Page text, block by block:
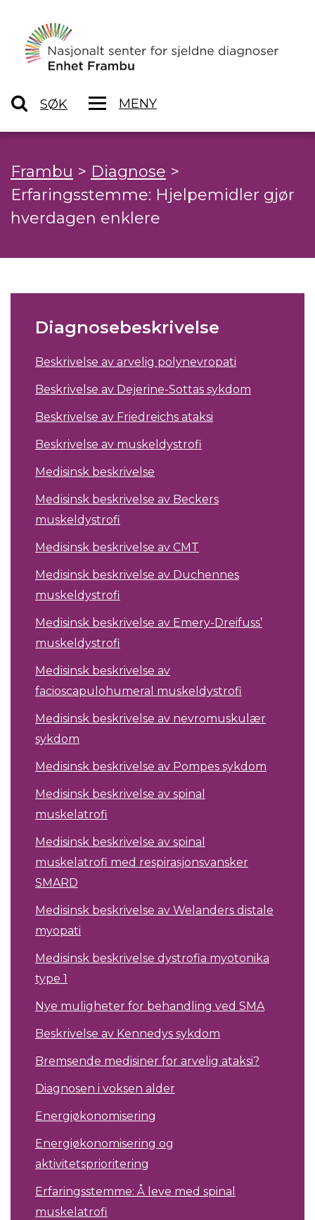
SØK MENY
Frambu > Diagnose >
Erfaringsstemme: Hjelpemidler gjør
hverdagen enklere
Diagnosebeskrivelse
Beskrivelse av arvelig polynevropati
Beskrivelse av Dejerine-Sottas sykdom
Beskrivelse av Friedreichs ataksi
Beskrivelse av muskeldystrofi
Medisinsk beskrivelse
Medisinsk beskrivelse av Beckers
muskeldystrofi
Medisinsk beskrivelse av CMT
Medisinsk beskrivelse av Duchennes
muskeldystrofi
Medisinsk beskrivelse av Emery-Dreifuss’
muskeldystrofi
Medisinsk beskrivelse av
facioscapulohumeral muskeldystrofi
Medisinsk beskrivelse av nevromuskulær
sykdom
Medisinsk beskrivelse av Pompes sykdom
Medisinsk beskrivelse av spinal
muskelatrofi
Medisinsk beskrivelse av spinal
muskelatrofi med respirasjonsvansker
SMARD
Medisinsk beskrivelse av Welanders distale
myopati
Medisinsk beskrivelse dystrofia myotonika
type 1
Nye muligheter for behandling ved SMA
Beskrivelse av Kennedys sykdom
Bremsende medisiner for arvelig ataksi?
Diagnosen i voksen alder
Energiøkonomisering
Energiøkonomisering og
aktivitetsprioritering
Erfaringsstemme: Å leve med spinal
muskelatrofi